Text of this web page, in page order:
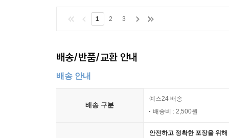
1 2 3
배송/반품/교환 안내
배송 안내
배송 구분
예스24 배송
배송비 : 2,500원
안전하고 정확한 포장을 위